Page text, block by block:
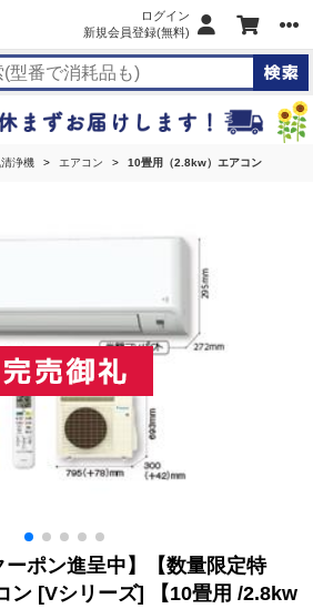
ログイン
新規会員登録(無料)
浄機 エアコン 10畳用（2.8kw）エアコン
ーポン進呈中】【数量限定特
ン [Vシリーズ] 【10畳用 /2.8kw